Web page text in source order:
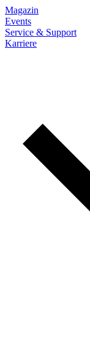
Magazin
Events
Service & Support
Karriere